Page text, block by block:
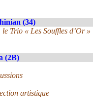
(34)
Trio « Les Souffles d’Or »
(2B)
artistique